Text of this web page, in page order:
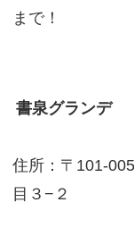
まで！
書泉グランデ
住所：〒101-
目３−２